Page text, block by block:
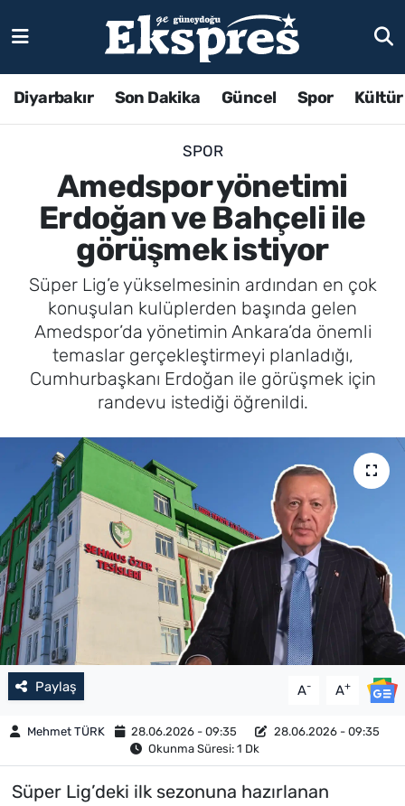
Diyarbakır Son Dakika Güncel Spor
SPOR
Amedspor yönetimi
Erdoğan ve Bahçeli ile
görüşmek istiyor
Süper Lig’e yükselmesinin ardından en çok
konuşulan kulüplerden başında gelen
Amedspor’da yönetimin Ankara’da önemli
temaslar gerçekleştirmeyi planladığı,
Cumhurbaşkanı Erdoğan ile görüşmek için
randevu istediği öğrenildi.
Paylaş A- A+
Mehmet TÜRK 28.06.2026 - 09:35
28.06.2026 - 09:35
Okunma Süresi: 1 Dk
Süper Lig’deki ilk sezonuna hazırlanan